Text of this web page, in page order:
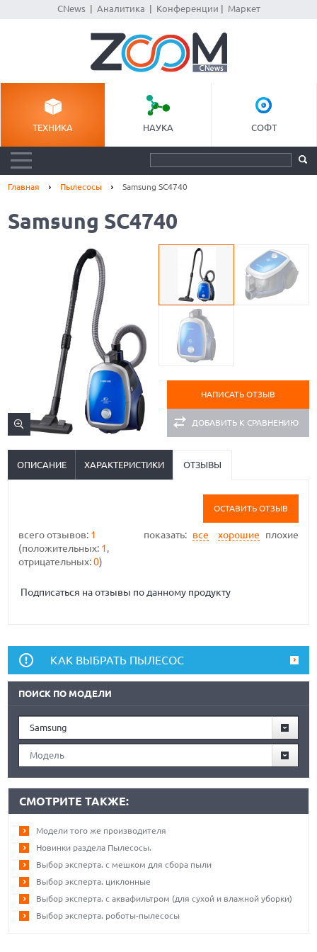
CNews| Аналитика Конференции Маркет
ТЕХНИКА НАУКА СОФТ
Главная Пылесосы Samsung SC4740
Samsung SC4740
НАПИСАТЬ ОТЗЫВ
ДОБАВИТЬ К СРАВНЕНИЮ
ОПИСАНИЕ ХАРАКТЕРИСТИКИ ОТЗЫВЫ
ОСТАВИТЬ ОТЗЫВ
показать: все хорошие плохие
всего отзывов: 1
(положительных: 1,
отрицательных:0)
Подписаться на отзывы по данному продукту
КАК ВЫБРАТЬ ПЫЛЕСОС
ПОИСК ПО МОДЕЛИ
Samsung
Модель
СМОТРИТЕ ТАКЖЕ:
Модели того же производителя
Новинки раздела Пылесосы.
Выбор эксперта. с мешком для сбора пыли
Выбор эксперта. циклонные
Выбор эксперта. с аквафильтром (для сухой и влажной уборки)
Выбор эксперта. роботы-пылесосы